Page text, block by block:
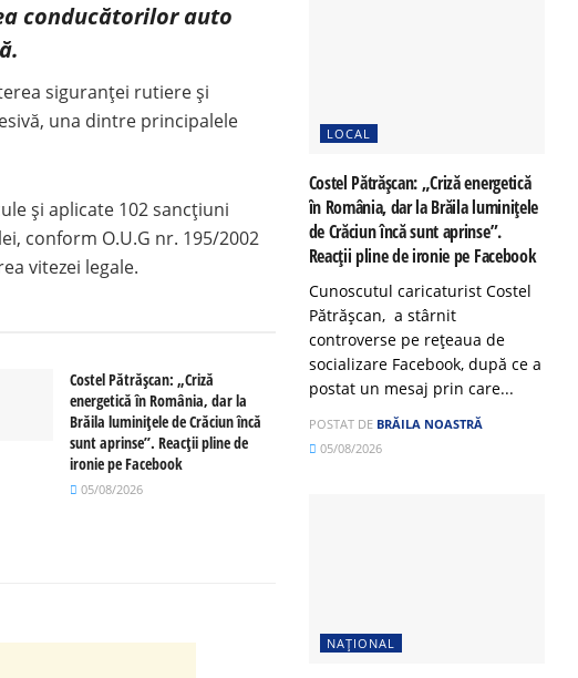
conducătorilor auto
siguranței rutiere și
una dintre principalele
și aplicate 102 sancțiuni
conform O.U.G nr. 195/2002
vitezei legale.
Costel Pătrășcan: „Criză
energetică în România, dar la
Brăila luminițele de Crăciun încă
sunt aprinse”. Reacții pline de
ironie pe Facebook
05/08/2026
LOCAL
Costel Pătrășcan: „Criză energetică
în România, dar la Brăila luminițele
de Crăciun încă sunt aprinse”.
Reacții pline de ironie pe Facebook
Cunoscutul caricaturist Costel
Pătrășcan, a stârnit
controverse pe rețeaua de
socializare Facebook, după ce a
postat un mesaj prin care...
POSTAT DE BRĂILA NOASTRĂ
05/08/2026
NAȚIONAL